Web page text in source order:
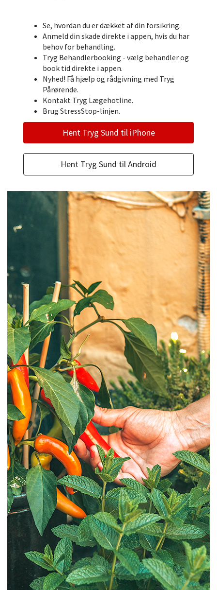
Se, hvordan du er dækket af din forsikring.
Anmeld din skade direkte i appen, hvis du har
behov for behandling.
Tryg Behandlerbooking - vælg behandler og
book tid direkte i appen.
Nyhed! Få hjælp og rådgivning med Tryg
Pårørende.
Kontakt Tryg Lægehotline.
Brug StressStop-linjen.
Hent Tryg Sund til iPhone
Hent Tryg Sund til Android